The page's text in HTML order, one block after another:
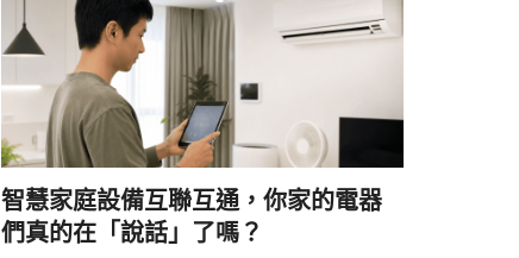
智慧家庭設備互聯互通，你家的電器
們真的在「說話」了嗎？